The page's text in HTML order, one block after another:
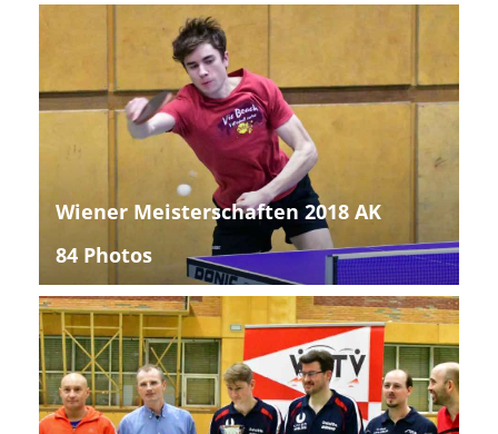
Wiener Meisterschaften 2018 AK
84 Photos